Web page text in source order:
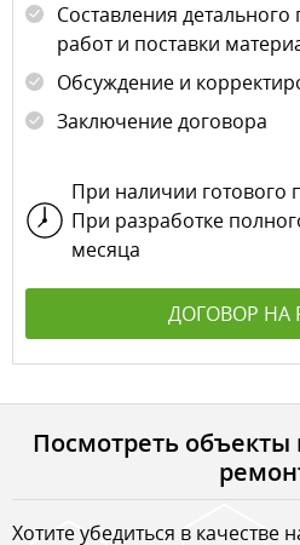
Составления
работ и поставки
Обсуждение и
Заключение договора
При наличии готового
При разработке
месяца
ДОГОВОР НА
Посмотреть объекты
Хотите убедиться в